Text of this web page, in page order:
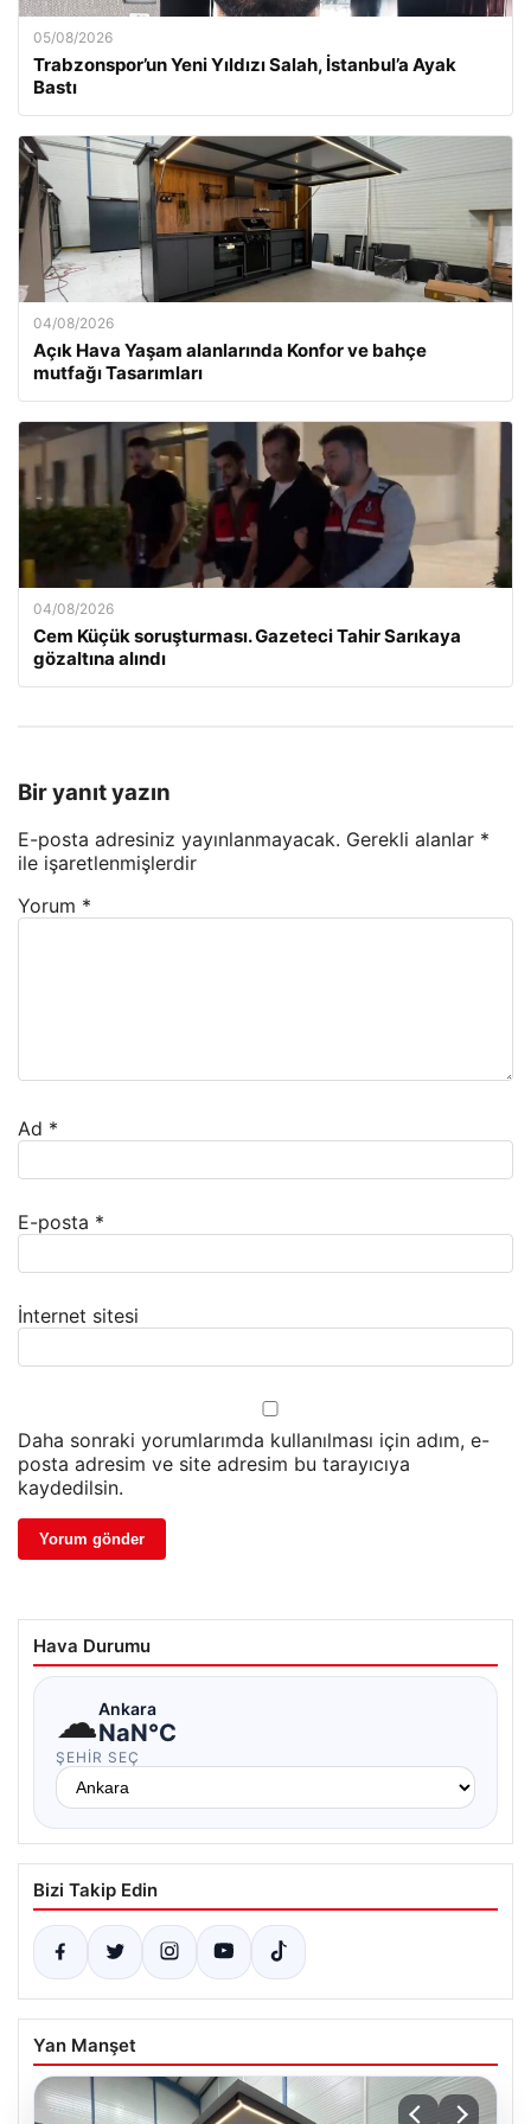
05/08/2026
Trabzonspor’un Yeni Yıldızı Salah, İstanbul’a Ayak
Bastı
04/08/2026
Açık Hava Yaşam alanlarında Konfor ve bahçe
mutfağı Tasarımları
04/08/2026
Cem Küçük soruşturması. Gazeteci Tahir Sarıkaya
gözaltına alındı
Bir yanıt yazın
E-posta adresiniz yayınlanmayacak. Gerekli alanlar *
ile işaretlenmişlerdir
Yorum *
Ad *
E-posta *
İnternet sitesi
Daha sonraki yorumlarımda kullanılması için adım, e-
posta adresim ve site adresim bu tarayıcıya
kaydedilsin.
Hava Durumu
☁Ankara
NaN°C
ŞEHIR SEÇ
Bizi Takip Edin
Yan Manşet